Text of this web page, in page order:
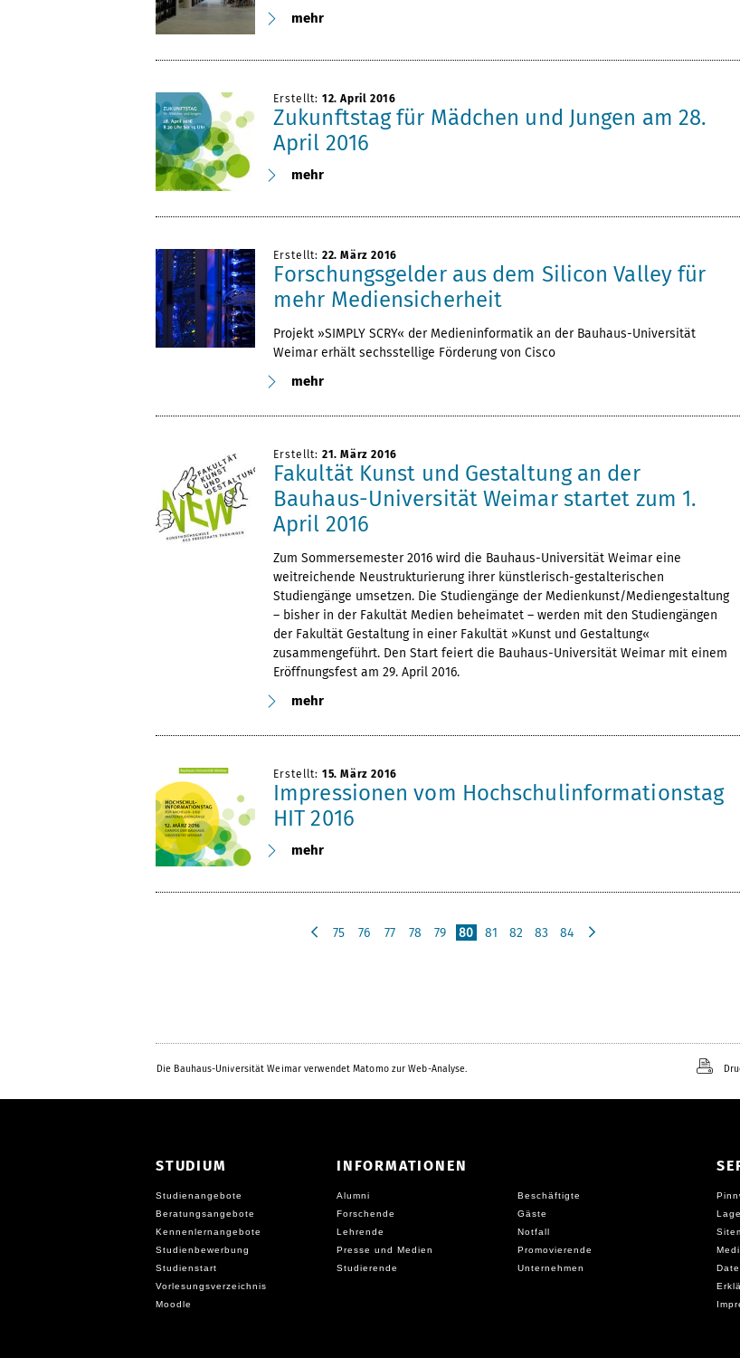
mehr
Erstellt: 12. April 2016
Zukunftstag für Mädchen und Jungen am 28.
April 2016
mehr
Erstellt: 22. März 2016
Forschungsgelder aus dem Silicon Valley für
mehr Mediensicherheit
Projekt »SIMPLY SCRY« der Medieninformatik an der Bauhaus-Universität
Weimar erhält sechsstellige Förderung von Cisco
mehr
Erstellt: 21. März 2016
Fakultät Kunst und Gestaltung an der
Bauhaus-Universität Weimar startet zum 1.
April 2016
Zum Sommersemester 2016 wird die Bauhaus-Universität Weimar eine
weitreichende Neustrukturierung ihrer künstlerisch-gestalterischen
Studiengänge umsetzen. Die Studiengänge der Medienkunst/Mediengestaltung
– bisher in der Fakultät Medien beheimatet – werden mit den Studiengängen
der Fakultät Gestaltung in einer Fakultät »Kunst und Gestaltung«
zusammengeführt. Den Start feiert die Bauhaus-Universität Weimar mit einem
Eröffnungsfest am 29. April 2016.
mehr
Erstellt: 15. März 2016
Impressionen vom Hochschulinformationstag
HIT 2016
mehr
g
75 76 77 78 79 80 81 82 83
84
Die Bauhaus-Universität Weimar verwendet Matomo zur Web-Analyse.
STUDIUM
Studienangebote
Beratungsangebote
Kennenlernangebote
Studienbewerbung
Studienstart
Vorlesungsverzeichnis
Moodle
INFORMATIONEN
Alumni
Beschäftigte
Forschende
Gäste
Lehrende
Notfall
Presse und Medien
Promovierende
Studierende
Unternehmen